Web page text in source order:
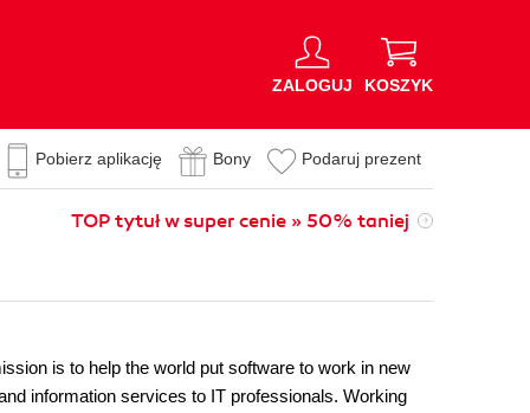
ZALOGUJ KOSZYK
Pobierz aplikację Bony Podaruj prezent
TOP tytuł w super cenie » 50% taniej
is to help the world put software to work in new
information services to IT professionals. Working